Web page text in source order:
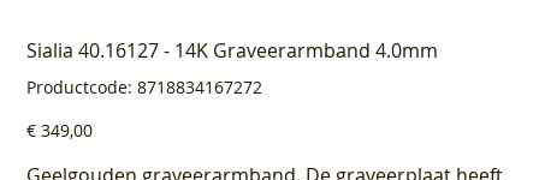
Sialia 40.16127 - 14K Graveerarmband 4.0mm
Productcode: Productcode
8718834167272
8718834167272
Prijs
€ 349,00